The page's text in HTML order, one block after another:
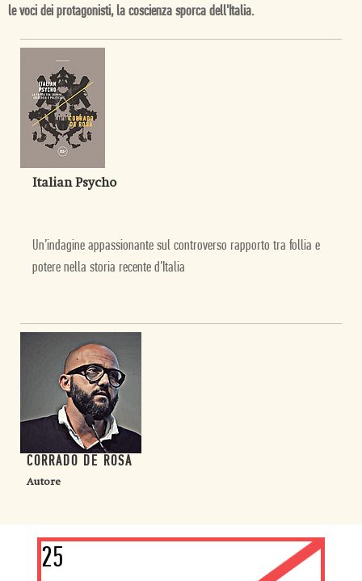
le voci dei protagonisti, la coscienza sporca dell'Italia.
Italian Psycho
Un’indagine appassionante sul controverso rapporto tra follia e
potere nella storia recente d’Italia
CORRADO DE ROSA
Autore
25